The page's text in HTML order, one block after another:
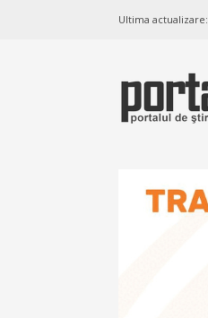
Ultima actualizare: